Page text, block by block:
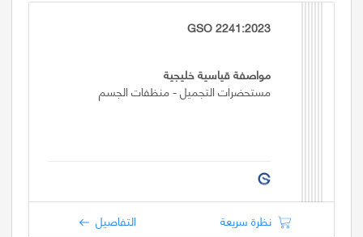
GSO 2241:2023
مواصفة قياسية خليجية
مستحضرات التجميل - منظفات الجسم
نظرة سريعة التفاصيل